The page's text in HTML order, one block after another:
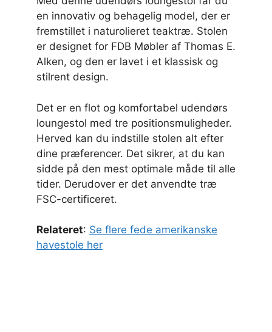
en innovativ og behagelig model, der er
fremstillet i naturolieret teaktræ. Stolen
er designet for FDB Møbler af Thomas E.
Alken, og den er lavet i et klassisk og
stilrent design.
Det er en flot og komfortabel udendørs
loungestol med tre positionsmuligheder.
Herved kan du indstille stolen alt efter
dine præferencer. Det sikrer, at du kan
sidde på den mest optimale måde til alle
tider. Derudover er det anvendte træ
FSC-certificeret.
Relateret: Se flere fede amerikanske
havestole her